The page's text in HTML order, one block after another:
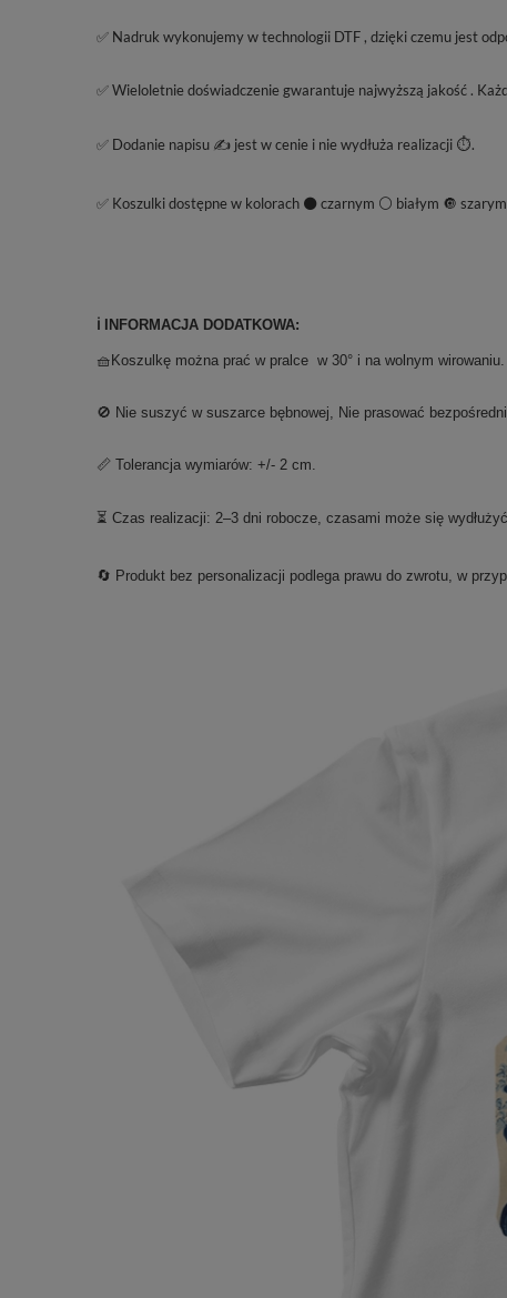
✅ Nadruk wykonujemy w technologii DTF , dzięki czemu jest
✅ Wieloletnie doświadczenie gwarantuje najwyższą jakość .
✅ Dodanie napisu ✍️ jest w cenie i nie wydłuża realizacji ⏱️.
✅ Koszulki dostępne w kolorach ⚫ czarnym ⚪ białym 🔘
ℹ️ INFORMACJA DODATKOWA:
🧺Koszulkę można prać w pralce w 30° i na wolnym
🚫 Nie suszyć w suszarce bębnowej, Nie prasować
📏 Tolerancja wymiarów: +/- 2 cm.
⏳ Czas realizacji: 2–3 dni robocze, czasami może się wydłużyć
🔄 Produkt bez personalizacji podlega prawu do zwrotu, w